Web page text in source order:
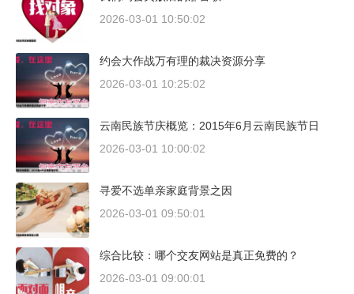
2026-03-01 10:50:02
约会大作战万有理的裁决资源分享
2026-03-01 10:25:02
云南民族节庆概览：2015年6月云南民族节日
2026-03-01 10:00:02
寻爱不选单亲家庭背景之因
2026-03-01 09:50:01
综合比较：哪个交友网站是真正免费的？
2026-03-01 09:00:01